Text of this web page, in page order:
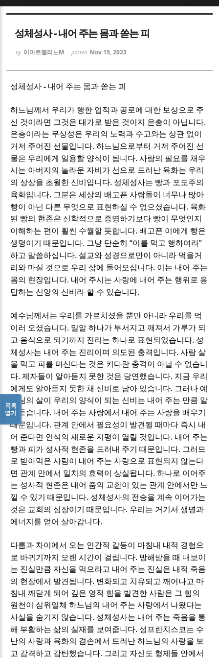
성체성사 - 내어 주는 몸과 쏟는 피
by 이마르첼리노M posted Nov 15, 2023
성체성사 - 내어 주는 몸과 쏟는 피
하느님께서 우리가 행한 업적과 공로에 대한 보상으로 주
신 것이라면 그것은 대가로 받은 것이지 은총이 아닙니다.
은총이라는 무상성은 우리의 노력과 수고와는 상관 없이
거저 주어진 선물입니다.하느님으로부터 거저 주어진 선
물은 우리에게 일용할 양식이 됩니다.사람의 필요를 채우
시는 아버지의 놀라운 자비가 선으로 드러난 육화는 우리
의 상상을 초월한 신비입니다. 성체성사는 빵과 포도주의
육화입니다. 그분은 세상의 배고픈 사람들이 너무나 많아
빵이 아닌 다른 무엇으로 표현하실 수 없으셨습니다. 육화
된 빵의 현존은 신학적으로 증명하기보다 빵이 무엇인지
이해하는 편이 훨씬 수월할 듯합니다. 배고픈 이에게 빵은
생명이기 때문입니다. 그냥 단순히“이를 먹고 행하여라”
하고 말씀하십니다. 설교와 성경으로만이 아니라 먹을거
리와 마실 것으로 우리 삶에 들어오십니다. 이는 내어 주는
몸의 현장입니다. 내어 주시는 사랑에 내어 주는 행위로 응
답하는 신앙의 신비라 할 수 있습니다.
예수님께서는 우리를 가르치셨을 뿐만 아니라 우리를 먹
이러 오셨습니다. 밀알 하나가 부서지고 깨져서 가루가 되
고 음식으로 되기까지 진리는 하나로 표현되었습니다. 성
체성사는 내어 주는 진리이며 의도된 충격입니다.사람 살
을 먹고 피를 마신다는 것은 커다란 충격이 아닐 수 없습니
다.제자들이 알아듣지 못한 것은 당연했습니다. 지금 우리
에게도 알아듣지 못한 채 신비로 남아 있습니다. 그러나 예
수님의 살이 우리의 양식이 되는 신비는 내어 주는 만큼 알
아듣습니다. 내어 주는 사랑에서 내어 주는 사랑을 배우기
때문입니다. 관계 안에서 필요성이 발견될 때마다 즉시 내
어 준다면 인식의 새로운 지평이 열릴 것입니다. 내어 주는
빵과 피가 성사적 현존을 드러내 주기 때문입니다. 그러므
로 받아먹은 사람이 내어 주는 사랑으로 표현되지 않는다
면 관계 안에서 일치의 효력이 상실됩니다.하나로 이어주
는 성사적 현존은 내어 줌의 교환이 있는 관계 안에서만 느
낄 수 있기 때문입니다. 성체성사의 전승을 계속 이어가는
것은 교회의 심장이기 때문입니다. 우리는 거기서 생명과
에너지를 얻어 살아갑니다.
다름과 차이에서 오는 인간적 갈등이 마침내 내적 경험으
로 바뀌기까지 오랜 시간이 걸립니다. 방해받을 때 내보이
는 진실만큼 자신을 먹으라고 내어 주는 진실은 내적 죽음
의 현장에서 발견됩니다. 변화되고 치유되고 깨어나고 마
침내 깨닫게 되어 깊은 영적 힘을 발견한 사람은 그 힘의
원천이 삼위일체 하느님의 내어 주는 사랑에서 나왔다는
사실을 숨기지 않습니다. 성체성사는 내어 주는 죽음을 통
해 부활하는 삶의 실재를 보여줍니다. 성프란치스코는 수
난의 사랑과 육화의 겸손에서 드러난 하느님의 사랑을 보
고 감격하고 감탄했습니다. 그리고 자신도 형제들 안에서
목록
열기
Sketchbook5, 스케치북5
Sketchbook5, 스케치북5
Sketchbook5, 스케치북5
Sketchbook5, 스케치북5